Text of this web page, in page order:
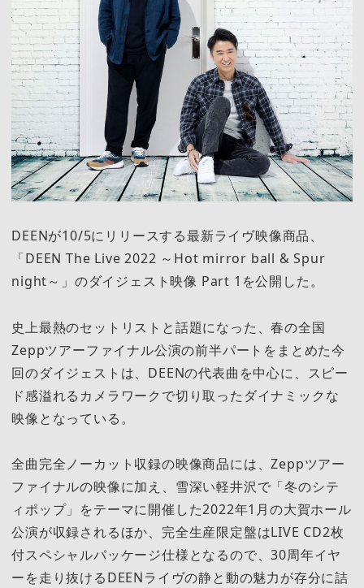
DEENが10/5にリリースする最新ライヴ映像商品、
「DEEN The Live 2022 ～Hot mirror ball & Spur
night～」のダイジェスト映像 Part 1を公開した。
史上最熱のセットリストと話題になった、春の全国
Zeppツアーファイナル公演の前半パートをまとめた今
回のダイジェストは、DEENの代表曲を中心に、スピー
ド感溢れるカメラワークで切り取ったダイナミックな
映像となっている。
全曲完全ノーカット収録の映像商品には、Zeppツアー
ファイナルの映像に加え、雪深い軽井沢で「冬のシテ
ィポップ」をテーマに開催した2022年1月の大賀ホール
公演が収録されるほか、完全生産限定盤はLIVE CD2枚
付スペシャルパッケージ仕様となるので、30周年イヤ
ーを走り抜けるDEENライヴの静と動の魅力が存分に詰